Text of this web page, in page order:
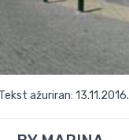
Tekst ažuriran: 13.11.2016.